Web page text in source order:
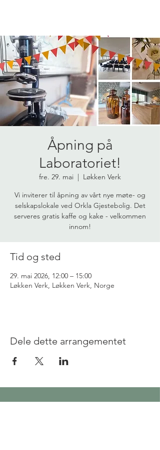
Åpning på
Laboratoriet!
fre. 29. mai
  |
Løkken Verk
Vi inviterer til åpning av vårt nye møte- og
selskapslokale ved Orkla Gjestebolig. Det
serveres gratis kaffe og kake - velkommen
innom!
Tid og sted
29. mai 2026, 12:00 – 15:00
Løkken Verk, Løkken Verk, Norge
Dele dette arrangementet